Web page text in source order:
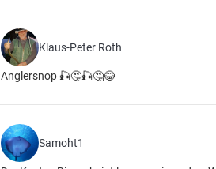
Klaus-Peter Roth
Anglersnop 🎣🤔🎣🤔😂
Samoht1